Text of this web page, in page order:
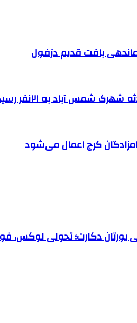
شمس آباد به ۲۱نفر رسید
کرج اعمال می‌شود
یورتان دکارت؛ تحولی لوکس،